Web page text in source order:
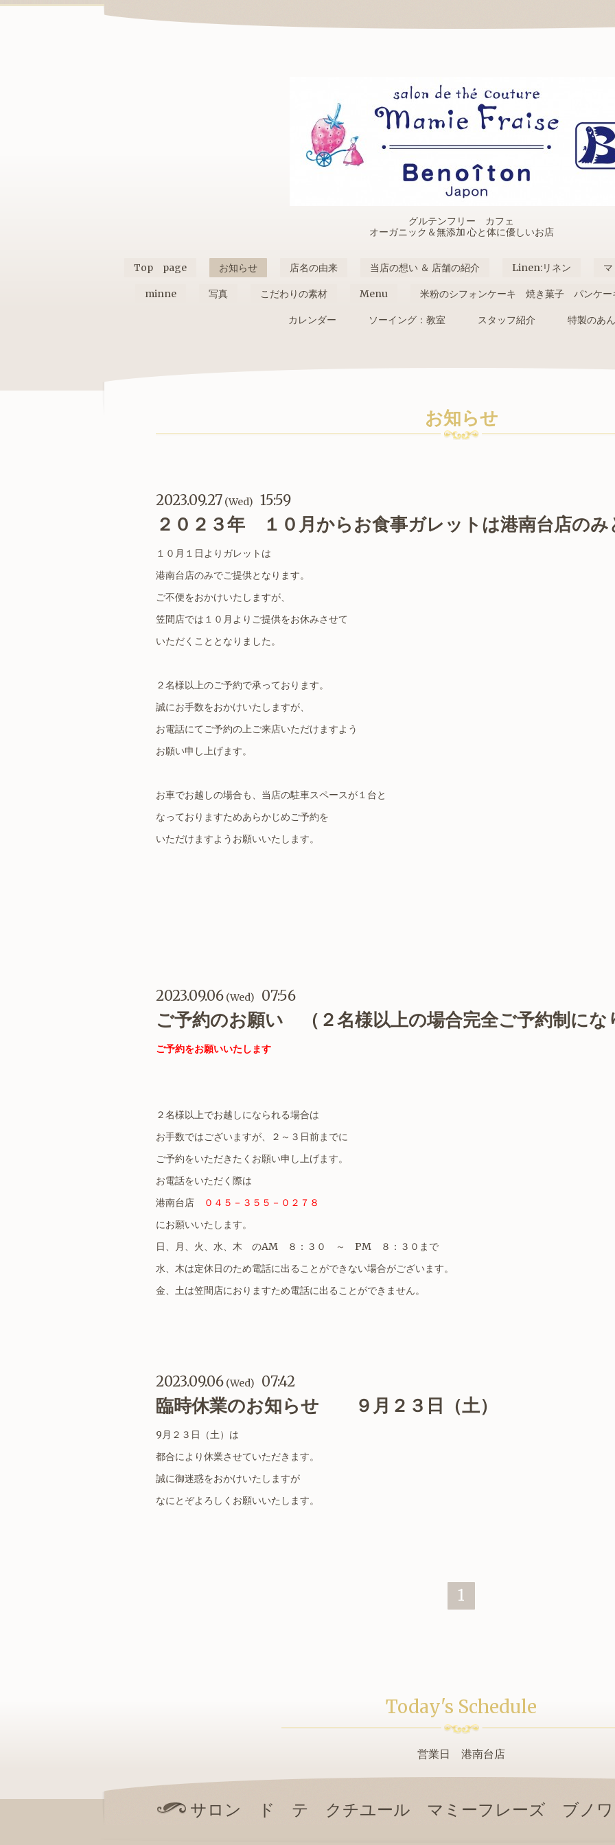
グルテンフリー カフェ
オーガニック＆無添加 心と体に優しいお店
Top page お知らせ 店名の由来 当店の想い ＆ 店舗の紹介 Linen:リネン
minne 写真 こだわりの素材 Menu 米粉のシフォンケーキ 焼き菓子 パンケー
カレンダー ソーイング：教室 スタッフ紹介 特製のあ
お知らせ
2023.09.27 (Wed) 15:59
２０２３年 １０月からお食事ガレットは港南台店のみ
１０月１日よりガレットは
港南台店のみでご提供となります。
ご不便をおかけいたしますが、
笠間店では１０月よりご提供をお休みさせて
いただくこととなりました。
２名様以上のご予約で承っております。
誠にお手数をおかけいたしますが、
お電話にてご予約の上ご来店いただけますよう
お願い申し上げます。
お車でお越しの場合も、当店の駐車スペースが１台と
なっておりますためあらかじめご予約を
いただけますようお願いいたします。
2023.09.06 (Wed) 07:56
ご予約のお願い （２名様以上の場合完全ご予約制にな
ご予約をお願いいたします
２名様以上でお越しになられる場合は
お手数ではございますが、２～３日前までに
ご予約をいただきたくお願い申し上げます。
お電話をいただく際は
港南台店
０４５－３５５－０２７８
にお願いいたします。
日、月、火、水、木 のAM ８：３０ ～ PM ８：３０まで
水、木は定休日のため電話に出ることができない場合がございます。
金、土は笠間店におりますため電話に出ることができません。
2023.09.06 (Wed) 07:42
臨時休業のお知らせ ９月２３日（土）
9月２３日（土）は
都合により休業させていただきます。
誠に御迷惑をおかけいたしますが
なにとぞよろしくお願いいたします。
1
Today's Schedule
営業日 港南台店
サロン ド テ クチユール マミーフレーズ ブノ